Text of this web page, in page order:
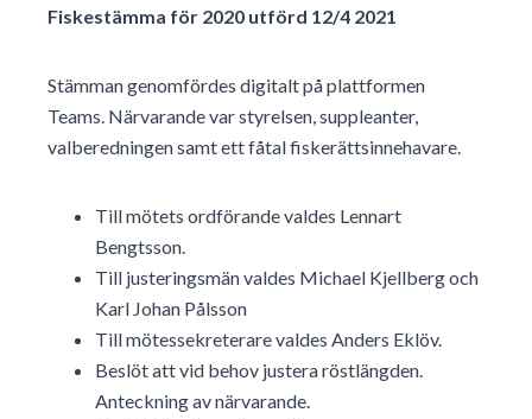
Fiskestämma för 2020 utförd 12/4 2021
Stämman genomfördes digitalt på plattformen
Teams. Närvarande var styrelsen, suppleanter,
valberedningen samt ett fåtal fiskerättsinnehavare.
Till mötets ordförande valdes Lennart
Bengtsson.
Till justeringsmän valdes Michael Kjellberg och
Karl Johan Pålsson
Till mötessekreterare valdes Anders Eklöv.
Beslöt att vid behov justera röstlängden.
Anteckning av närvarande.